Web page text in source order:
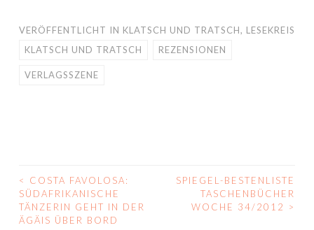
VERÖFFENTLICHT IN KLATSCH UND TRATSCH, LESEKREIS
KLATSCH UND TRATSCH
REZENSIONEN
VERLAGSSZENE
BEITRAGS-
NAVIGATION
<
COSTA FAVOLOSA:
SÜDAFRIKANISCHE
TÄNZERIN GEHT IN DER
ÄGÄIS ÜBER BORD
SPIEGEL-BESTENLISTE
TASCHENBÜCHER
WOCHE 34/2012
>